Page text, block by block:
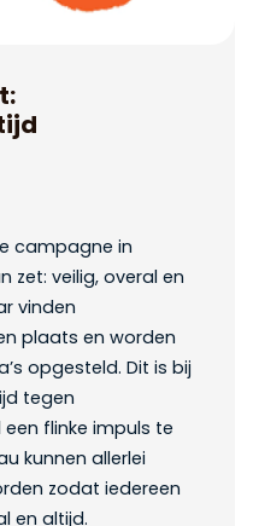
campagne in
zet: veilig, overal en
vinden
plaats en worden
opgesteld. Dit is bij
tegen
flinke impuls te
kunnen allerlei
zodat iedereen
en altijd.